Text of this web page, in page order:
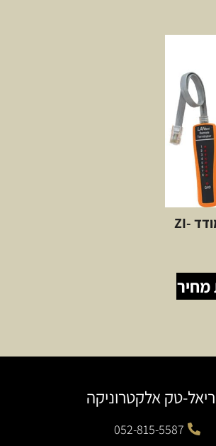
בודק חיווט + רב מודד ZI-
טק אלקטרוניקה
052-815-5587